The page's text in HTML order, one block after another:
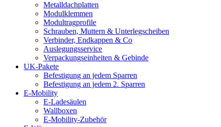
Metalldachplatten
Modulklemmen
Modultragprofile
Schrauben, Muttern & Unterlegscheiben
Verbinder, Endkappen & Co
Auslegungsservice
Verpackungseinheiten & Gebinde
UK-Pakete
Befestigung an jedem Sparren
Befestigung an jedem 2. Sparren
E-Mobility
E-Ladesäulen
Wallboxen
E-Mobility-Zubehör